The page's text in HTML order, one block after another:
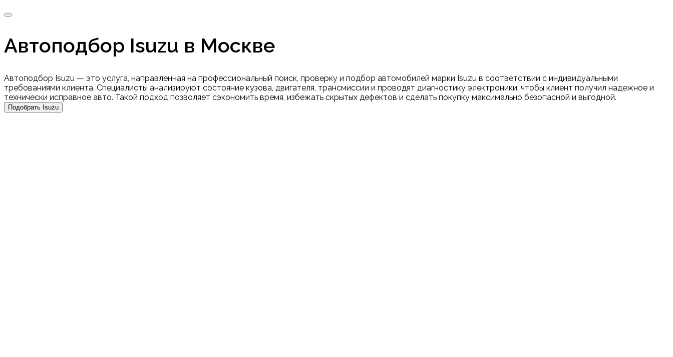
Автоподбор Isuzu в Москве
Автоподбор Isuzu — это услуга, направленная на профессиональный поиск, проверку и подбор автомобилей марки Isuzu в соответствии с индивидуальными
требованиями клиента. Специалисты анализируют состояние кузова, двигателя, трансмиссии и проводят диагностику электроники, чтобы клиент получил надежное и
технически исправное авто. Такой подход позволяет сэкономить время, избежать скрытых дефектов и сделать покупку максимально безопасной и выгодной.
Подобрать Isuzu